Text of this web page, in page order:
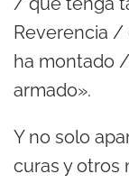
Reverencia /
ha montado
armado».
Y no solo
curas y otros